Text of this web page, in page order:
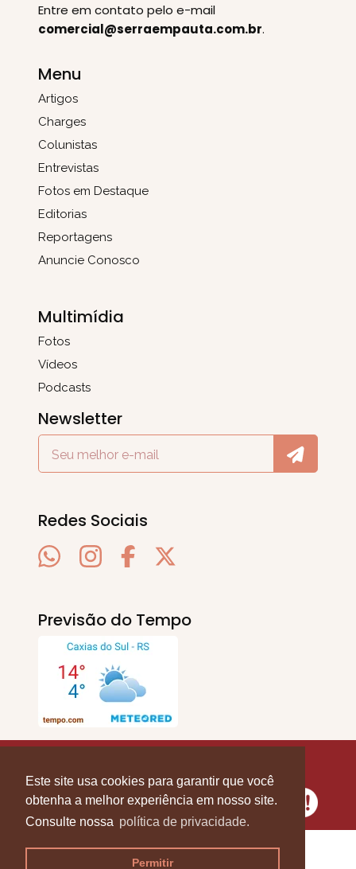
Este site usa cookies para garantir que você
obtenha a melhor experiência em nosso site.
Consulte nossa política de privacidade.
Permitir
Entre em contato pelo e-mail
comercial@serraempauta.com.br.
Menu
Artigos
Charges
Colunistas
Entrevistas
Fotos em Destaque
Editorias
Reportagens
Anuncie Conosco
Multimídia
Fotos
Vídeos
Podcasts
Newsletter
Redes Sociais
Previsão do Tempo
Direitos Reservados.